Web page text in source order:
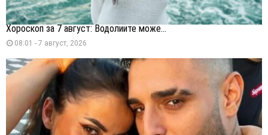
Хороскоп за 7 август: Водолиите може...
08:01 - 7 август, 2026